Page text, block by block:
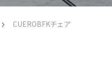
CUEROBFKチェア